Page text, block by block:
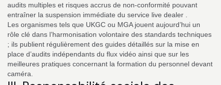
audits multiples et risques accrus de non‑conformité pouvant
entraîner la suspension immédiate du service live dealer .
Les organismes tels que UKGC ou MGA jouent aujourd’hui un
rôle clé dans l’harmonisation volontaire des standards techniques
; ils publient régulièrement des guides détaillés sur la mise en
place d’audits indépendants du flux vidéo ainsi que sur les
meilleures pratiques concernant la formation du personnel devant
caméra.